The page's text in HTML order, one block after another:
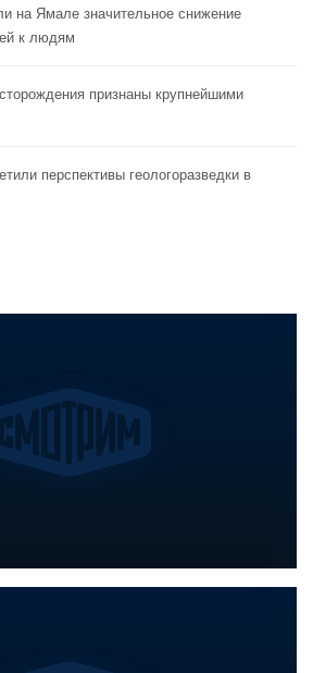
на Ямале значительное снижение
к людям
признаны крупнейшими
перспективы геологоразведки в